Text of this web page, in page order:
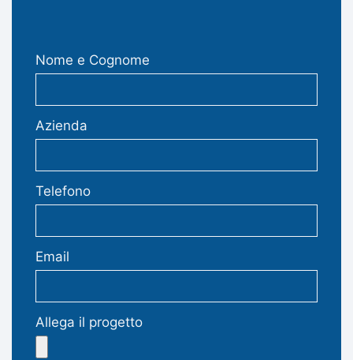
Nome e Cognome
Azienda
Telefono
Email
Allega il progetto